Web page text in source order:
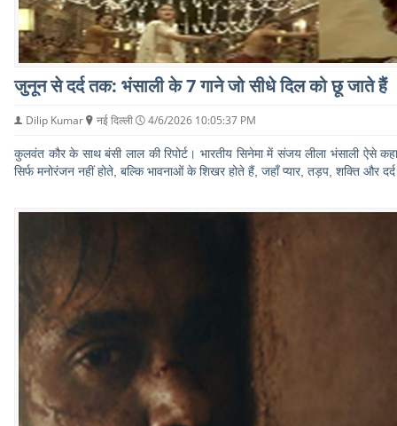
जुनून से दर्द तक: भंसाली के 7 गाने जो सीधे दिल को छू जाते हैं
Dilip Kumar नई दिल्ली 4/6/2026 10:05:37 PM
कुलवंत कौर के साथ बंसी लाल की रिपोर्ट। भारतीय सिनेमा में संजय लीला भंसाली ऐसे
सिर्फ मनोरंजन नहीं होते, बल्कि भावनाओं के शिखर होते हैं, जहाँ प्यार, तड़प, शक्ति और